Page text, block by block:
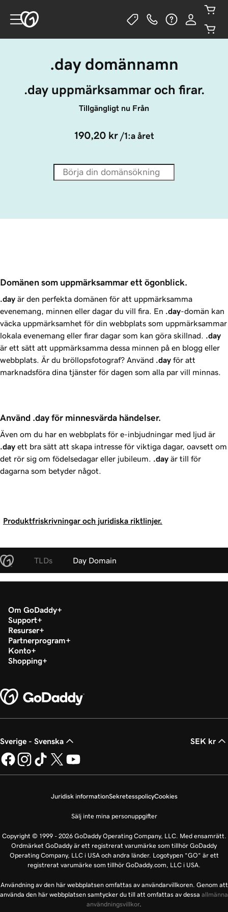
.day domännamn
.day uppmärksammar och firar.
Tillgängligt nu Från
190,20 kr /1:a året
Domänen som uppmärksammar ett ögonblick.
.day är den perfekta domänen för att uppmärksamma
evenemang, minnen eller dagar du vill fira. En .day-domän kan
väcka uppmärksamhet för din webbplats som uppmärksammar
lokala evenemang eller firar dagar som kan göra skillnad.
.day
är ett sätt att uppmärksamma dessa minnen på en blogg eller
webbplats. Är du bröllopsfotograf? Använd .day för att
marknadsföra dina tjänster för dagen som alla par vill minnas.
Använd .day för minnesvärda händelser.
Även om du har en webbplats för e-inbjudningar med ljud är
.day ett bra sätt att skapa intresse för viktiga dagar, oavsett om
det rör sig om födelsedagar eller jubileum.
.day är till för
dagarna som betyder något.
Produktfriskrivningar och juridiska riktlinjer.
TLDs Day Domain
Om GoDaddy
Support
Resurser
Partnerprogram
Konto
Shopping
Sverige - Svenska SEK kr
Juridisk informationSekretesspolicyCookies
Sälj inte mina personuppgifter
Copyright © 1999 - 2026 GoDaddy Operating Company, LLC. Med ensamrätt.
Ordmärket GoDaddy är ett registrerat varumärke som tillhör GoDaddy
Operating Company, LLC i USA och andra länder. Logotypen ”GO” är ett
registrerat varumärke som tillhör GoDaddy.com, LLC i USA.
Användning av den här webbplatsen omfattas av användarvillkoren. Genom att
använda den här webbplatsen samtycker du till att omfattas av dessa allmänna
användningsvillkor.